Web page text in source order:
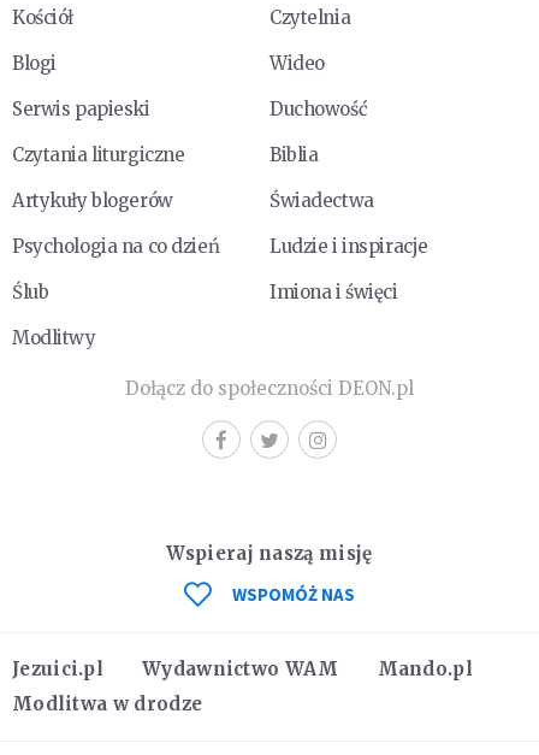
Kościół
Czytelnia
Blogi
Wideo
Serwis papieski
Duchowość
Czytania liturgiczne
Biblia
Artykuły blogerów
Świadectwa
Psychologia na co dzień
Ludzie i inspiracje
Ślub
Imiona i święci
Modlitwy
Dołącz do społeczności DEON.pl
Jezuici.pl Wydawnictwo WAM
Mando.pl
Modlitwa w drodze
Wspieraj naszą misję
WSPOMÓŻ NAS